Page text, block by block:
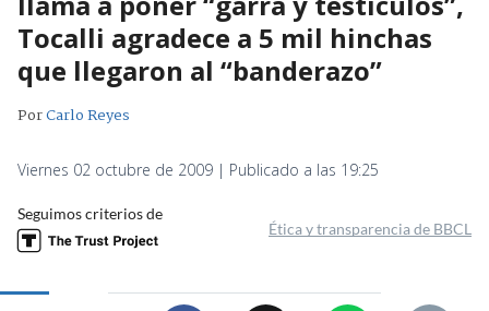
Tocalli agradece a 5 mil hinchas
que llegaron al “banderazo”
PorCarlo Reyes
Viernes 02 octubre de 2009 | Publicado a las 19:25
Seguimos criterios de
Ética y transparencia de BBCL